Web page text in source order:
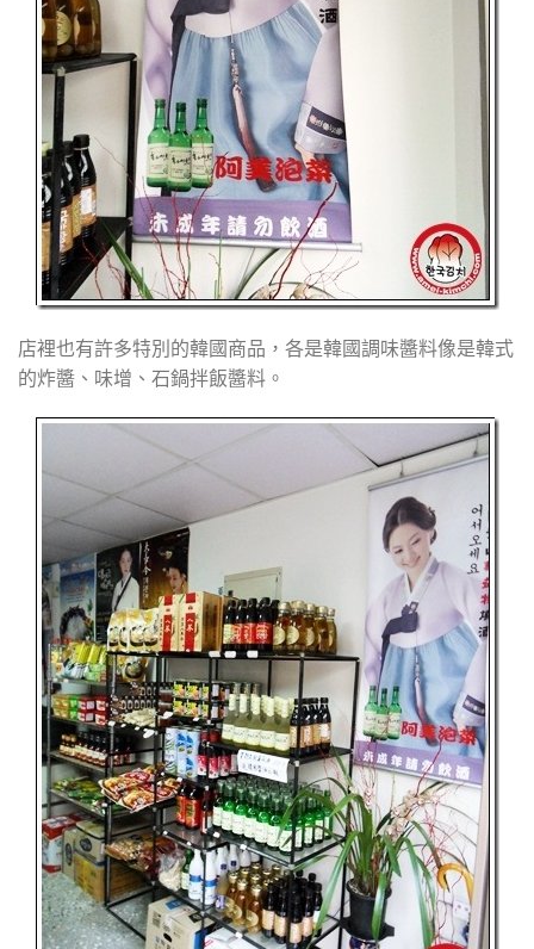
店裡也有許多特別的韓國商品，各是韓國調味醬料像是韓式
的炸醬、味增、石鍋拌飯醬料。